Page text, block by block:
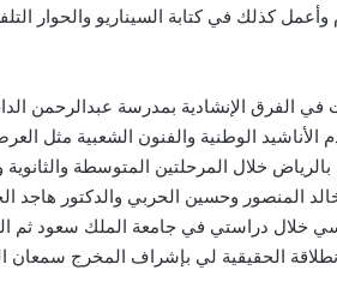
كذلك في كتابة السيناريو والحوار
في الفرق الإنشادية بمدرسة عبدالرحمن
الأناشيد الوطنية والفنون الشعبية مثل
خلال المرحلتين المتوسطة والثانوية
المنصور وحسين الحربي والدكتور هاجد
دراستي في جامعة الملك سعود ثم
وكانت تلك الانطلاقة الحقيقية لي بإشراف